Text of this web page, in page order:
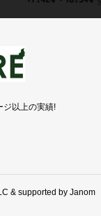
ジ以上の実績!
& supported by Janom